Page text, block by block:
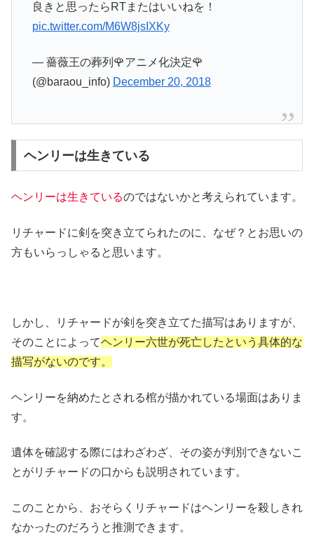
良きと思ったらRTまたはいいねを！
pic.twitter.com/M6W8jsIXKy
— 薔薇王の葬列🌹アニメ化決定🌹
(@baraou_info) December 20, 2018
ヘンリーは生きている
ヘンリーは生きているのではないかと考えられています。
リチャードに剣を突き立てられたのに、なぜ？とお思いの
方もいらっしゃると思います。
しかし、リチャードが剣を突き立てた描写はありますが、
そのことによってヘンリー六世が死亡したという具体的な
描写がないのです。
ヘンリーを納めたとされる棺が描かれている場面はありま
す。
遺体を確認する際にはわざわざ、その姿が判別できないこ
とがリチャードの口からも説明されています。
このことから、おそらくリチャードはヘンリーを殺しきれ
なかったのだろうと推測できます。